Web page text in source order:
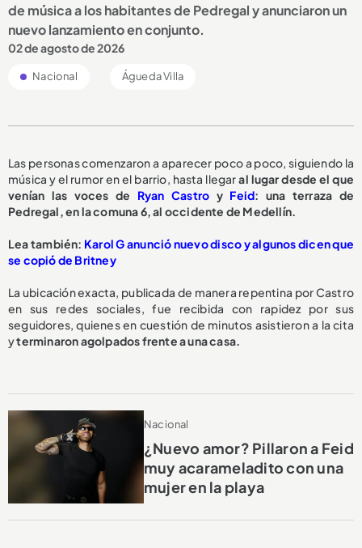
de música a los habitantes de Pedregal y anunciaron un
nuevo lanzamiento en conjunto.
02 de agosto de 2026
Nacional Águeda Villa
Las personas comenzaron a aparecer poco a poco, siguiendo la
música y el rumor en el barrio, hasta llegaral lugar desde el que
venían las voces de Ryan Castro y Feid: una terraza de
Pedregal, en la comuna 6, al occidente de Medellín.
Lea también: Karol G anunció nuevo disco y algunos dicen que
se copió de Britney
La ubicación exacta, publicada de manera repentina por Castro
en sus redes sociales, fue recibida con rapidez por sus
seguidores, quienes en cuestión de minutos asistieron a la cita
yterminaron agolpados frente a una casa.
Nacional
¿Nuevo amor? Pillaron a Feid
muy acarameladito con una
mujer en la playa